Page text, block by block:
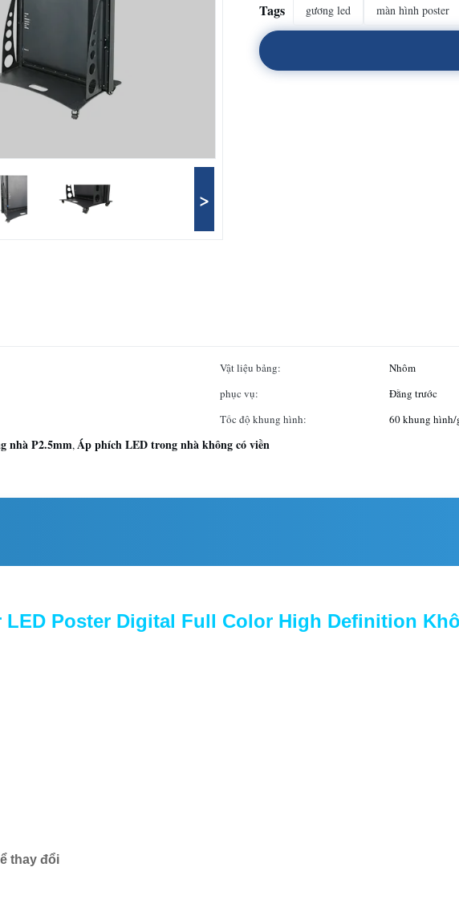
>
Tags gương led màn hình poster
Vật liệu bảng:
Nhôm
phục vụ:
Đằng trước
Tốc độ khung hình:
60 khung hình/
nhà P2.5mm,Áp phích LED trong nhà không có viền
LED Poster Digital Full Color High Definition
thay đổi